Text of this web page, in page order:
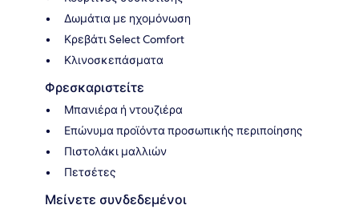
Δωμάτια με ηχομόνωση
Κρεβάτι Select Comfort
Κλινοσκεπάσματα
Φρεσκαριστείτε
Μπανιέρα ή ντουζιέρα
Επώνυμα προϊόντα προσωπικής περιποίησης
Πιστολάκι μαλλιών
Πετσέτες
Μείνετε συνδεδεμένοι